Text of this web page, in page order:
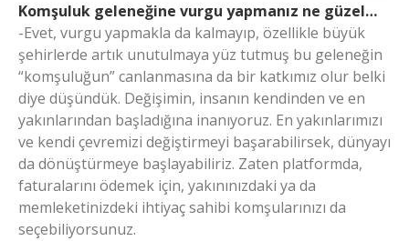
Komşuluk geleneğine vurgu yapmanız ne güzel…
-Evet, vurgu yapmakla da kalmayıp, özellikle büyük
şehirlerde artık unutulmaya yüz tutmuş bu geleneğin
“komşuluğun” canlanmasına da bir katkımız olur belki
diye düşündük. Değişimin, insanın kendinden ve en
yakınlarından başladığına inanıyoruz. En yakınlarımızı
ve kendi çevremizi değiştirmeyi başarabilirsek, dünyayı
da dönüştürmeye başlayabiliriz. Zaten platformda,
faturalarını ödemek için, yakınınızdaki ya da
memleketinizdeki ihtiyaç sahibi komşularınızı da
seçebiliyorsunuz.